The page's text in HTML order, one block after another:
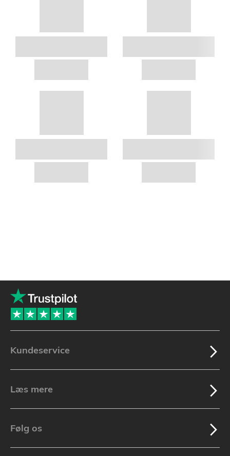
Kundeservice
Læs mere
Følg os